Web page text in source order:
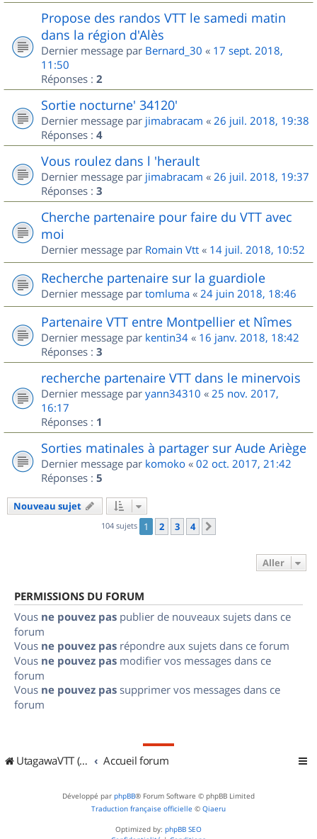
Propose des randos VTT le samedi matin
dans la région d'Alès
Dernier message par Bernard_30 « 17 sept. 2018,
11:50
Réponses : 2
Sortie nocturne' 34120'
Dernier message par jimabracam « 26 juil. 2018, 19:38
Réponses : 4
Vous roulez dans l 'herault
Dernier message par jimabracam « 26 juil. 2018, 19:37
Réponses : 3
Cherche partenaire pour faire du VTT avec
moi
Dernier message par Romain Vtt « 14 juil. 2018, 10:52
Recherche partenaire sur la guardiole
Dernier message par tomluma « 24 juin 2018, 18:46
Partenaire VTT entre Montpellier et Nîmes
Dernier message par kentin34 « 16 janv. 2018, 18:42
Réponses : 3
recherche partenaire VTT dans le minervois
Dernier message par yann34310 « 25 nov. 2017,
16:17
Réponses : 1
Sorties matinales à partager sur Aude Ariège
Dernier message par komoko « 02 oct. 2017, 21:42
Réponses : 5
Nouveau sujet
104 sujets 1 2 3 4
Aller
PERMISSIONS DU FORUM
Vous ne pouvez pas publier de nouveaux sujets dans ce
forum
Vous ne pouvez pas répondre aux sujets dans ce forum
Vous ne pouvez pas modifier vos messages dans ce
forum
Vous ne pouvez pas supprimer vos messages dans ce
forum
UtagawaVTT (Randos VTT et VTTAE avec traces GPS) Accueil forum
Développé par phpBB® Forum Software © phpBB Limited
Traduction française officielle © Qiaeru
Optimized by: phpBB SEO